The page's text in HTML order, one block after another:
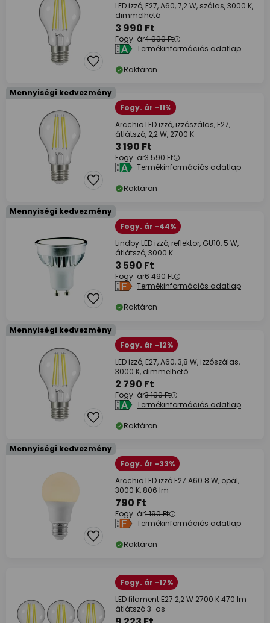
LED izzó, E27, A60, 7,2 W, szálas, 3000 K,
dimmelhető
3 990 Ft
Fogy. ár4 990 Ft
Termékinformációs adatlap
Raktáron
Mennyiségi kedvezmény
Fogy. ár -11%
Arcchio LED izzó, izzószálas, E27,
átlátszó, 2,2 W, 2700 K
3 190 Ft
Fogy. ár3 590 Ft
Termékinformációs adatlap
Raktáron
Mennyiségi kedvezmény
Fogy. ár -44%
Lindby LED izzó, reflektor, GU10, 5 W,
átlátszó, 3000 K
3 590 Ft
Fogy. ár6 490 Ft
Termékinformációs adatlap
Raktáron
Mennyiségi kedvezmény
Fogy. ár -12%
LED izzó, E27, A60, 3,8 W, izzószálas,
3000 K, dimmelhető
2 790 Ft
Fogy. ár3 190 Ft
Termékinformációs adatlap
Raktáron
Mennyiségi kedvezmény
Fogy. ár -33%
Arcchio LED izzó E27 A60 8 W, opál,
3000 K, 806 lm
790 Ft
Fogy. ár1 190 Ft
Termékinformációs adatlap
Raktáron
Fogy. ár -17%
LED filament E27 2,2 W 2700 K 470 lm
átlátszó 3-as